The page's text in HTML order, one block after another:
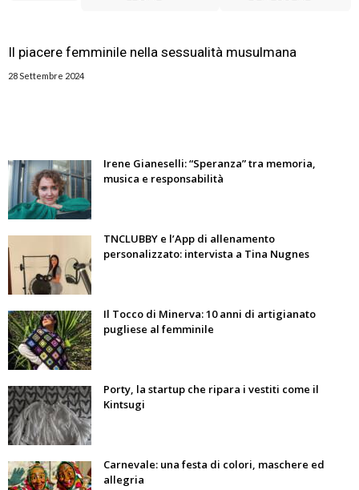
Il piacere femminile nella sessualità musulmana
28 Settembre 2024
Irene Gianeselli: “Speranza” tra memoria,
musica e responsabilità
TNCLUBBY e l’App di allenamento
personalizzato: intervista a Tina Nugnes
Il Tocco di Minerva: 10 anni di artigianato
pugliese al femminile
Porty, la startup che ripara i vestiti come il
Kintsugi
Carnevale: una festa di colori, maschere ed
allegria